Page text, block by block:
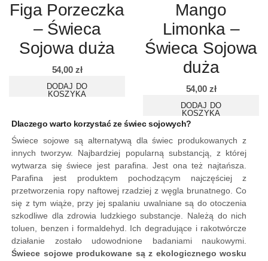
Figa Porzeczka
– Świeca
Sojowa duża
54,00 zł
DODAJ DO
KOSZYKA
Mango
Limonka –
Świeca Sojowa
duża
54,00 zł
DODAJ DO
KOSZYKA
Dlaczego warto korzystać ze świec sojowych?
Świece sojowe są alternatywą dla świec produkowanych z
innych tworzyw. Najbardziej popularną substancją, z której
wytwarza się świece jest parafina. Jest ona też najtańsza.
Parafina jest produktem pochodzącym najczęściej z
przetworzenia ropy naftowej rzadziej z węgla brunatnego. Co
się z tym wiąże, przy jej spalaniu uwalniane są do otoczenia
szkodliwe dla zdrowia ludzkiego substancje. Należą do nich
toluen, benzen i formaldehyd. Ich degradujące i rakotwórcze
działanie zostało udowodnione badaniami naukowymi.
Świece sojowe produkowane są z ekologicznego wosku